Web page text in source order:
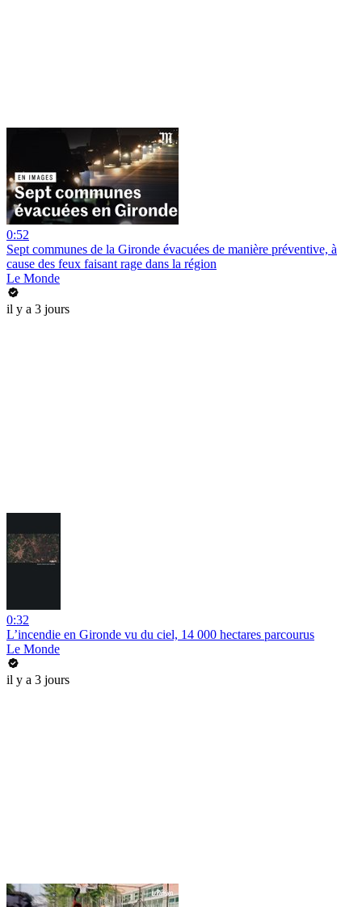
0:52
Sept communes de la Gironde évacuées de manière préventive, à
cause des feux faisant rage dans la région
Le Monde
il y a 3 jours
0:32
L’incendie en Gironde vu du ciel, 14 000 hectares parcourus
Le Monde
il y a 3 jours